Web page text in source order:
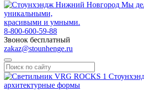
Мы
уникальными,
красивыми и умными.
8-800-600-59-88
Звонок бесплатный
zakaz@stounhenge.ru